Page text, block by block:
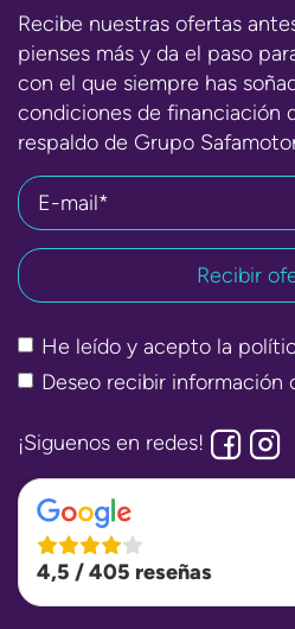
Recibe nuestras ofertas
pienses más y da el paso
con el que siempre has
condiciones de financiación
respaldo de Grupo
E-mail*
He leído y acepto la
Deseo recibir información
¡Siguenos en redes!
4,5 / 405 reseñas